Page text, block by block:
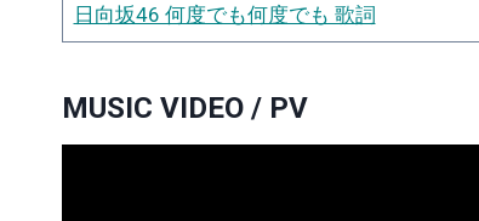
日向坂46 何度でも何度でも 歌詞
MUSIC VIDEO / PV